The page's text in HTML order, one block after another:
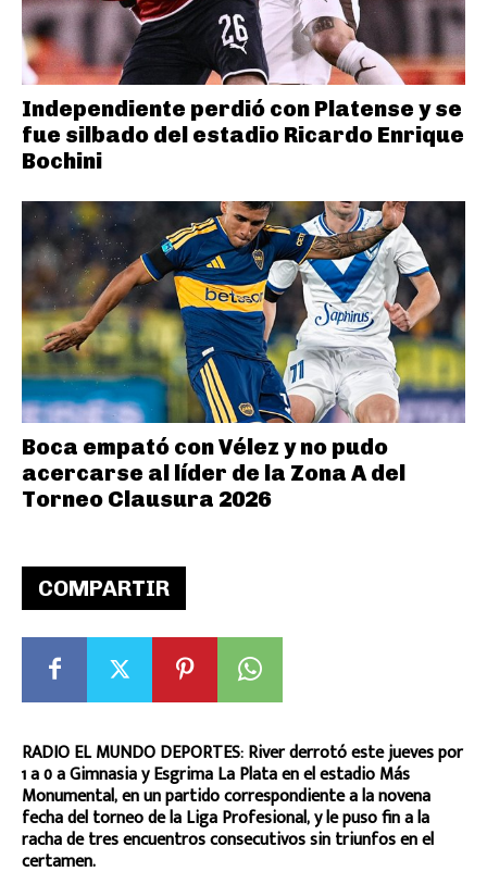
COMPARTIR
RADIO EL MUNDO DEPORTES: River derrotó este jueves por
1 a 0 a Gimnasia y Esgrima La Plata en el estadio Más
Monumental, en un partido correspondiente a la novena
fecha del torneo de la Liga Profesional, y le puso fin a la
racha de tres encuentros consecutivos sin triunfos en el
certamen.
Independiente perdió con Platense y se
fue silbado del estadio Ricardo Enrique
Bochini
Boca empató con Vélez y no pudo
acercarse al líder de la Zona A del
Torneo Clausura 2026